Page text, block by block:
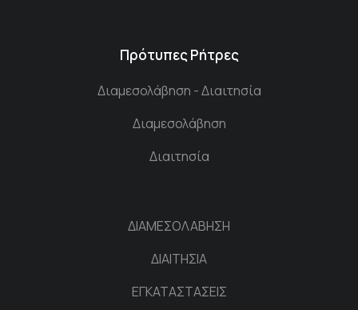
Πρότυπες Ρήτρες
Διαμεσολάβηση - Διαιτησία
Διαμεσολάβηση
Διαιτησία
ΔΙΑΜΕΣΟΛΑΒΗΣΗ
ΔΙΑΙΤΗΣΙΑ
ΕΓΚΑΤΑΣΤΑΣΕΙΣ